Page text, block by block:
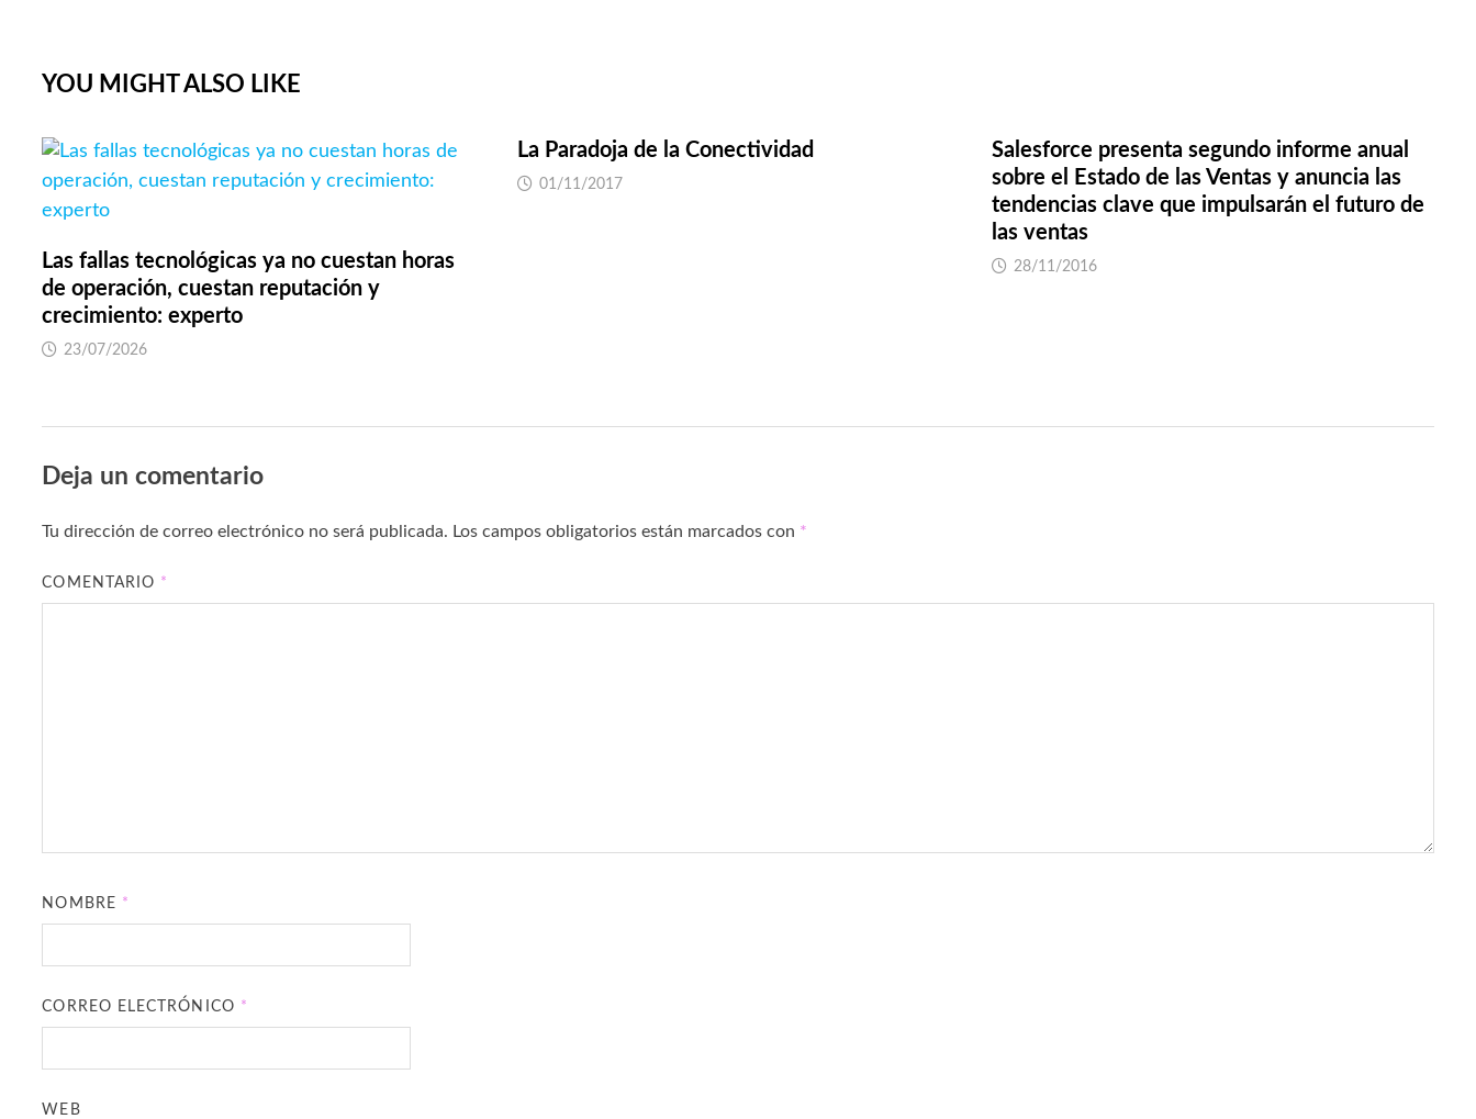
YOU MIGHT ALSO LIKE
Las fallas tecnológicas ya no cuestan horas
de operación, cuestan reputación y
crecimiento: experto
23/07/2026
La Paradoja de la Conectividad
01/11/2017
Salesforce presenta segundo informe anual
sobre el Estado de las Ventas y anuncia las
tendencias clave que impulsarán el futuro de
las ventas
28/11/2016
Deja un comentario
Tu dirección de correo electrónico no será publicada. Los campos obligatorios están marcados con *
COMENTARIO *
NOMBRE *
CORREO ELECTRÓNICO *
WEB